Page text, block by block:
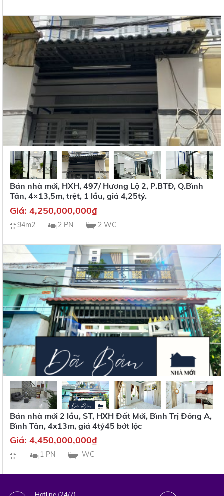
Bán nhà mới, HXH, 497/ Hương Lộ 2, P.BTĐ, Q.Bình
Tân, 4×13,5m, trệt, 1 lầu, giá 4,25tỷ.
Giá: 4,250,000,000₫
94m2 2 PN 2 WC
Bán nhà mới 2 lầu, ST, HXH Đất Mới, Bình Trị Đông A,
Bình Tân, 4x13m, giá 4tỷ45 bớt lộc
Giá: 4,450,000,000₫
1 PN WC